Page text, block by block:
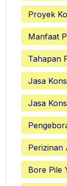
Proyek
Manfaat
Tahapan
Jasa
Jasa
Perizinan
Bore Pile